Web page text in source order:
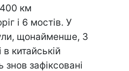
км
і 6 мостів. У
щонайменше, 3
китайській
знов зафіксовані